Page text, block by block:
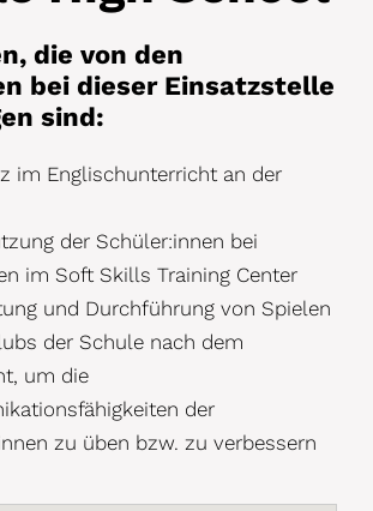
die von den
bei dieser Einsatzstelle
sind:
im Englischunterricht an der
der Schüler:innen bei
im Soft Skills Training Center
und Durchführung von Spielen
der Schule nach dem
um die
der
zu üben bzw. zu verbessern